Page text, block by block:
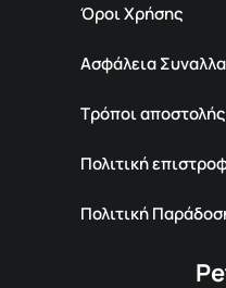
Όροι Χρήσης
Ασφάλεια
Τρόποι
Πολιτική
Πολιτική